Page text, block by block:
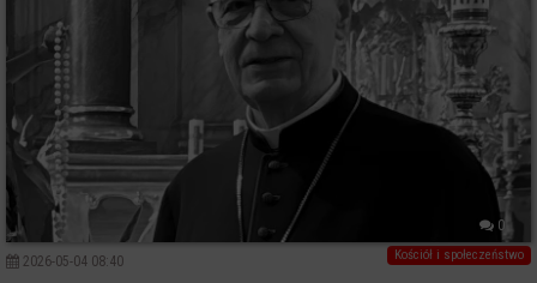
0
Kościół i społeczeństwo
2026-05-04 08:40